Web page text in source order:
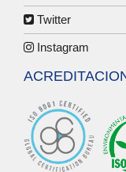
Twitter
Instagram